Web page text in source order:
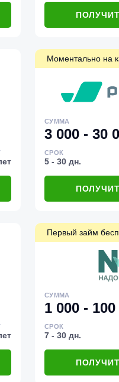
Моментально на
СУММА
3 000 - 30
СРОК
5 - 30 дн.
Первый займ
СУММА
1 000 -
СРОК
7 - 30 дн.